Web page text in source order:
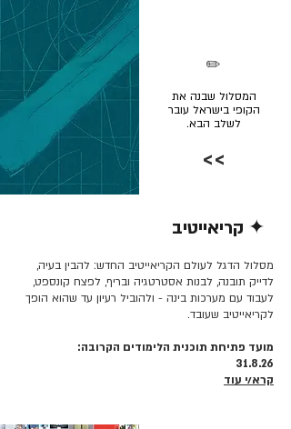
המסלול שבנה את
הקופי בישראל עובר
לשלב הבא.
✏️
>>
✦ קריאייטיב
מסלול הדגל לעולם הקריאייטיב החדש: להבין בעיה,
לדייק תובנה, לבנות אסטרטגיה ובריף, לפצח קונספט,
לעבוד עם מערכות בינה - ולהוביל רעיון עד שהוא הופך
לקריאייטיב שעובד.
מועד פתיחת תוכנית הלימודים הקרובה:
31.8.26
קרא/י עוד